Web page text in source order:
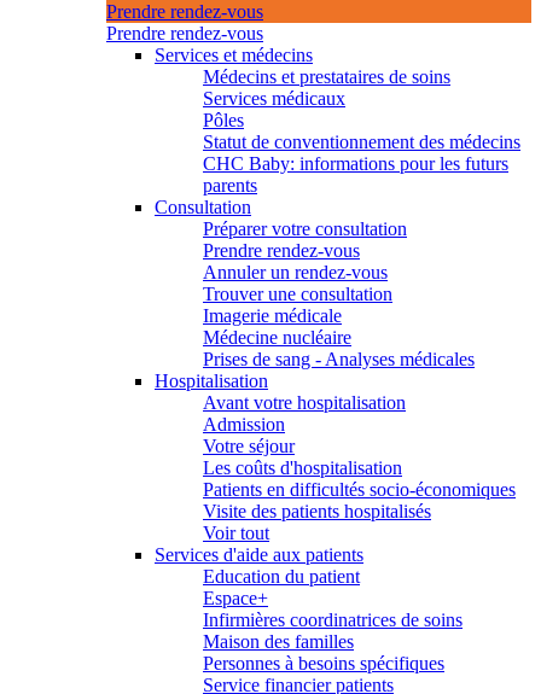
Prendre rendez-vous
Prendre rendez-vous
Services et médecins
Médecins et prestataires de soins
Services médicaux
Pôles
Statut de conventionnement des médecins
CHC Baby: informations pour les futurs
parents
Consultation
Préparer votre consultation
Prendre rendez-vous
Annuler un rendez-vous
Trouver une consultation
Imagerie médicale
Médecine nucléaire
Prises de sang - Analyses médicales
Hospitalisation
Avant votre hospitalisation
Admission
Votre séjour
Les coûts d'hospitalisation
Patients en difficultés socio-économiques
Visite des patients hospitalisés
Voir tout
Services d'aide aux patients
Education du patient
Espace+
Infirmières coordinatrices de soins
Maison des familles
Personnes à besoins spécifiques
Service financier patients